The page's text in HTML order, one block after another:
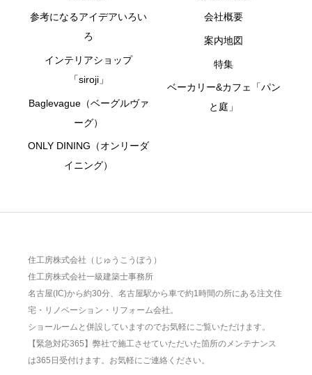
参考になるアイデアいろい
ろ
インテリアショップ
「siroji」
Baglevague（ベーグルヴァ
ーグ）
ONLY DINING（オンリーダ
イニング）
会社概要
案内地図
特集
ベーカリー&カフェ「パン
と庭」
住工房株式会社（じゅうこうぼう）
住工房株式会社一級建築士事務所
名古屋(IC)から約30分、名古屋駅から車で約1時間の所にある注文住
宅・リノベーション・リフォーム会社。
ショールームと併設していますのでお気軽にご覧いただけます。
【緊急対応365】弊社で施工させていただいた箇所のメンテナンス
は365日受付けます。お気軽にご連絡ください。